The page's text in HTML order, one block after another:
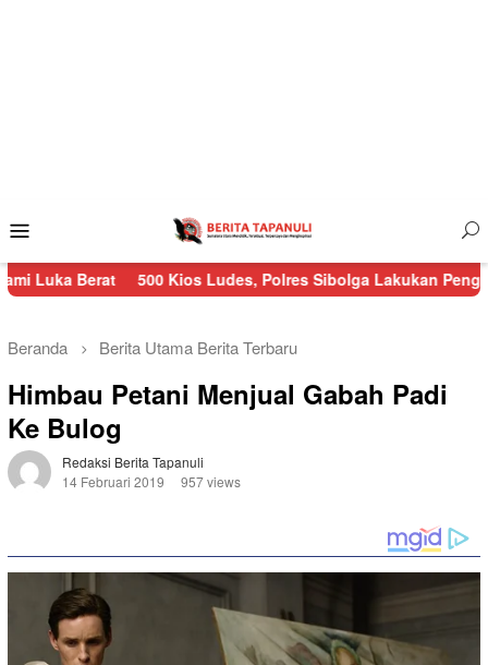
Mobile
500 Kios Ludes, Polres Sibolga Lakukan Pengamanan
Beranda Berita Utama Berita Terbaru
Himbau Petani Menjual Gabah Padi
Ke Bulog
Redaksi Berita Tapanuli
14 Februari 2019
957 views